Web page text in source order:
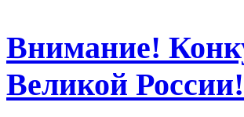
Внимание!
Великой России!